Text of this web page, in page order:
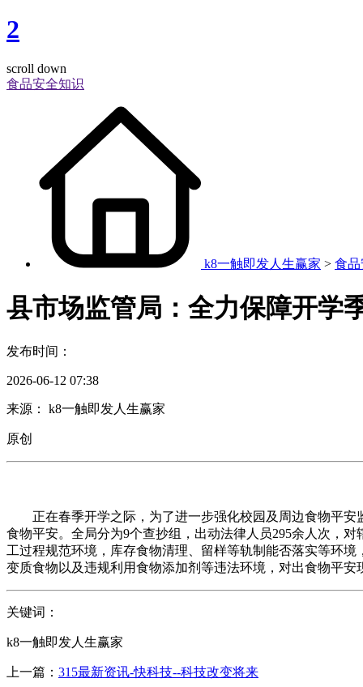
2
scroll down
食品安全知识
k8一触即发人生赢家 > 食
县市场监管局：全力保障开学
发布时间：
2026-06-12 07:38
来源： k8一触即发人生赢家
原创
正在春季开学之际，为了进一步强化校园及周边食物平安
食物平安。全局分为9个查抄组，出动法律人员295余人次，
工过程规范环境，库存食物清理、留样等轨制能否落实等环
变质食物以及违规利用食物添加剂等违法环境，对出食物平
关键词：
k8一触即发人生赢家
上一篇： 315最新资讯-快科技--科技改变将来